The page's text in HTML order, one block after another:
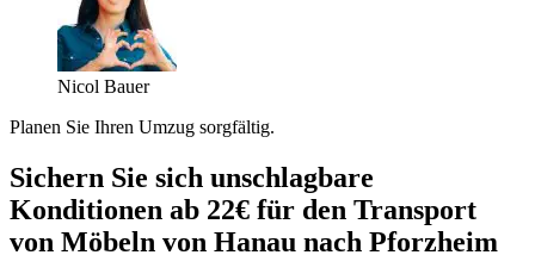
Nicol Bauer
Planen Sie Ihren Umzug sorgfältig.
Sichern Sie sich unschlagbare
Konditionen ab 22€ für den Transport
von Möbeln von Hanau nach Pforzheim